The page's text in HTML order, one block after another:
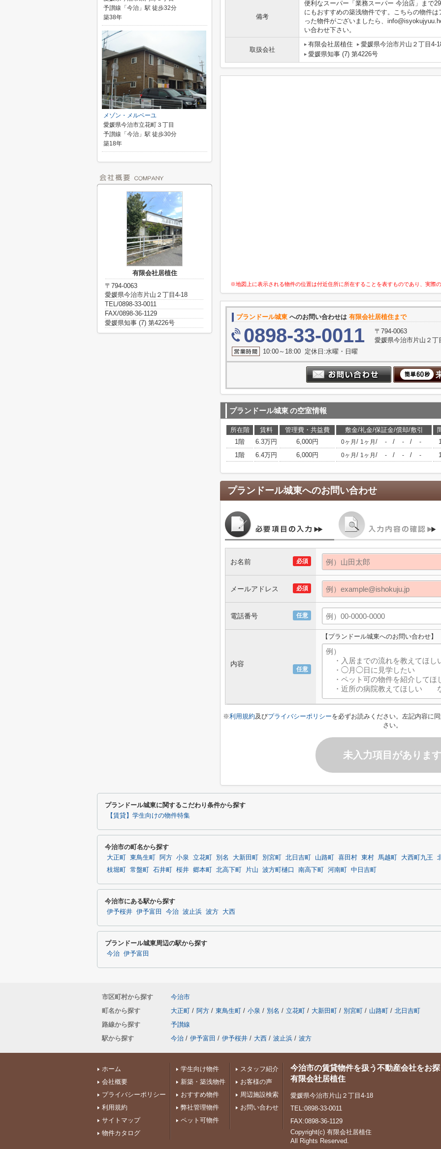
備考
便利なスーパー「業務スーパー 今治店」まで
にもおすすめの築浅物件です。こちらの物件
った物件がございましたら、
い合わせ下さい。
取扱会社
有限会社居植住
愛媛県今治市片山２丁目4-
愛媛県知事 (7) 第4226号
※地図上に表示される物件の位置は付近住所に所在することを表すものであり、実際
プランドール城東 へのお問い合わせは 有限会社居植住まで
0898-33-0011
〒794-0063
愛媛県今治市片山２
10:00～18:00 定休日:水曜・日曜
プランドール城東の空室情報
所在階 賃料 管理費・共益費 敷金/礼金/保証金/償却/敷引
1階
6.3万円 6,000円 0ヶ月 / 1ヶ月 / - / - / -
1階
6.4万円 6,000円 0ヶ月 / 1ヶ月 / - / - / -
プランドール城東へのお問い合わせ
必須
お名前
必須
メールアドレス
任意
電話番号
任意
内容
【プランドール城東へのお問い合わせ】
※利用規約及びプライバシーポリシーを必ずお読みください。左記内容に
さい。
未入力項目があります
予讃線「今治」駅 徒歩32分
築38年
メゾン・メルベーユ
愛媛県今治市立花町３丁目
予讃線「今治」駅 徒歩30分
築18年
有限会社居植住
〒794-0063
愛媛県今治市片山２丁目4-18
TEL/0898-33-0011
FAX/0898-36-1129
愛媛県知事 (7) 第4226号
プランドール城東に関するこだわり条件から探す
【賃貸】学生向けの物件特集
今治市の町名から探す
大正町 東鳥生町 阿方 小泉 立花町 別名 大新田町 別宮町 北日吉町 山路町 喜田村 東村 馬越町 大西町九王
枝堀町
常盤町 石井町 桜井 郷本町 北高下町 片山 波方町樋口 南高下町 河南町 中日吉町
今治市にある駅から探す
伊予桜井 伊予富田 今治 波止浜 波方 大西
プランドール城東周辺の駅から探す
今治 伊予富田
市区町村から探す
今治市
町名から探す
大正町 / 阿方 / 東鳥生町 / 小泉 / 別名 / 立花町 / 大新田町 / 別宮町 / 山路町 / 北日吉町
路線から探す
予讃線
駅から探す
今治 / 伊予富田 / 伊予桜井 / 大西 / 波止浜 / 波方
ホーム
会社概要
プライバシーポリシー
利用規約
サイトマップ
物件カタログ
学生向け物件
新築・築浅物件
おすすめ物件
弊社管理物件
ペット可物件
スタッフ紹介
お客様の声
周辺施設検索
お問い合わせ
今治市の賃貸物件を扱う不動産会社をお
有限会社居植住
愛媛県今治市片山２丁目4-18
TEL:0898-33-0011
FAX:0898-36-1129
Copyright(c) 有限会社居植住
All Rights Reserved.